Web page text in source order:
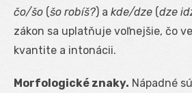
čo/šo (šo robíš?) a kde/dze (dze
zákon sa uplatňuje voľnejšie, čo
kvantite a intonácii.
Morfologické znaky. Nápadné